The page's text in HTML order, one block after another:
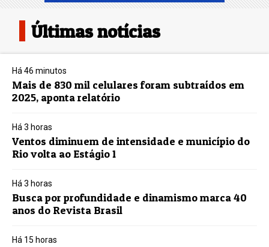
Últimas notícias
Há 46 minutos
Mais de 830 mil celulares foram subtraídos em
2025, aponta relatório
Há 3 horas
Ventos diminuem de intensidade e município do
Rio volta ao Estágio 1
Há 3 horas
Busca por profundidade e dinamismo marca 40
anos do Revista Brasil
Há 15 horas